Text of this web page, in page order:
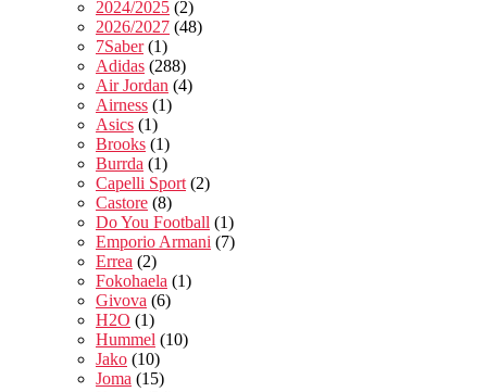
2024/2025 (2)
2026/2027 (48)
7Saber(1)
Adidas (288)
Air Jordan (4)
Airness (1)
Asics (1)
Brooks (1)
Burrda (1)
Capelli Sport (2)
Castore (8)
Do You Football (1)
Emporio Armani (7)
Errea (2)
Fokohaela (1)
Givova (6)
H2O (1)
Hummel (10)
Jako (10)
Joma (15)